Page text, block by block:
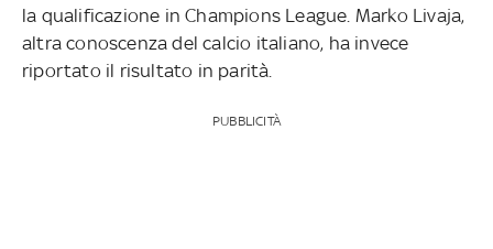
la qualificazione in Champions League. Marko Livaja,
altra conoscenza del calcio italiano, ha invece
riportato il risultato in parità.
PUBBLICITÀ